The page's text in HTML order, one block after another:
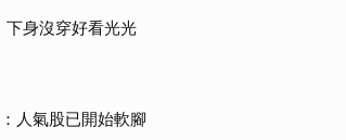
下身沒穿好看光光
人氣股已開始軟腳